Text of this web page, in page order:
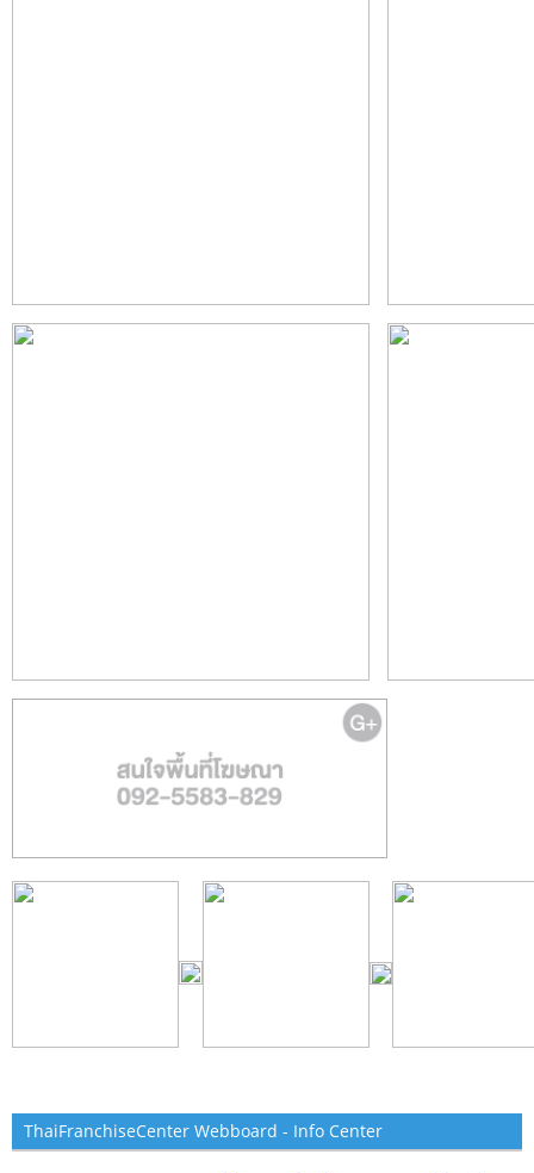
ThaiFranchiseCenter Webboard - Info Center